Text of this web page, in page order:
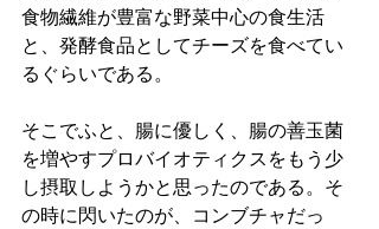
食物繊維が豊富な野菜中心の食生活
と、発酵食品としてチーズを食べてい
るぐらいである。
そこでふと、腸に優しく、腸の善玉菌
を増やすプロバイオティクスをもう少
し摂取しようかと思ったのである。そ
の時に閃いたのが、コンブチャだっ